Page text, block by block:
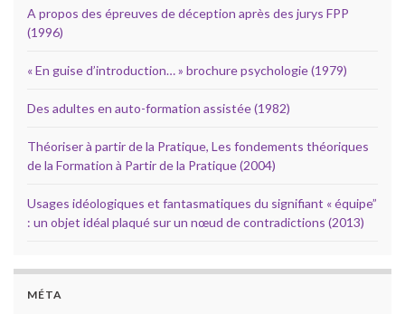
A propos des épreuves de déception après des jurys FPP
(1996)
« En guise d’introduction… » brochure psychologie (1979)
Des adultes en auto-formation assistée (1982)
Théoriser à partir de la Pratique, Les fondements théoriques
de la Formation à Partir de la Pratique (2004)
Usages idéologiques et fantasmatiques du signifiant « équipe”
: un objet idéal plaqué sur un nœud de contradictions (2013)
MÉTA